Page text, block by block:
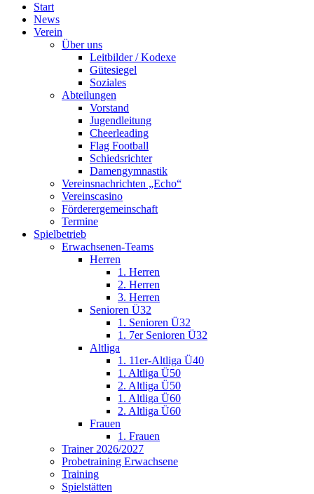
Start
News
Verein
Über uns
Leitbilder / Kodexe
Gütesiegel
Soziales
Abteilungen
Vorstand
Jugendleitung
Cheerleading
Flag Football
Schiedsrichter
Damengymnastik
Vereinsnachrichten „Echo“
Vereinscasino
Förderergemeinschaft
Termine
Spielbetrieb
Erwachsenen-Teams
Herren
1. Herren
2. Herren
3. Herren
Senioren Ü32
1. Senioren Ü32
1. 7er Senioren Ü32
Altliga
1. 11er-Altliga Ü40
1. Altliga Ü50
2. Altliga Ü50
1. Altliga Ü60
2. Altliga Ü60
Frauen
1. Frauen
Trainer 2026/2027
Probetraining Erwachsene
Training
Spielstätten